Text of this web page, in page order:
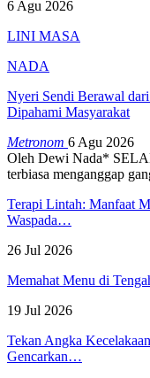
6 Agu 2026
LINI MASA
NADA
Nyeri Sendi Berawal
Dipahami Masyarakat
Metronom 6 Agu 2026
Oleh Dewi Nada*
terbiasa menganggap
Terapi Lintah: Manfaat
Waspada…
26 Jul 2026
Memahat Menu di
19 Jul 2026
Tekan Angka
Gencarkan…